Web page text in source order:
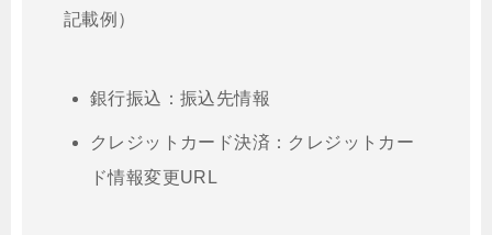
記載例）
銀行振込：振込先情報
クレジットカード決済：クレジットカー
ド情報変更URL